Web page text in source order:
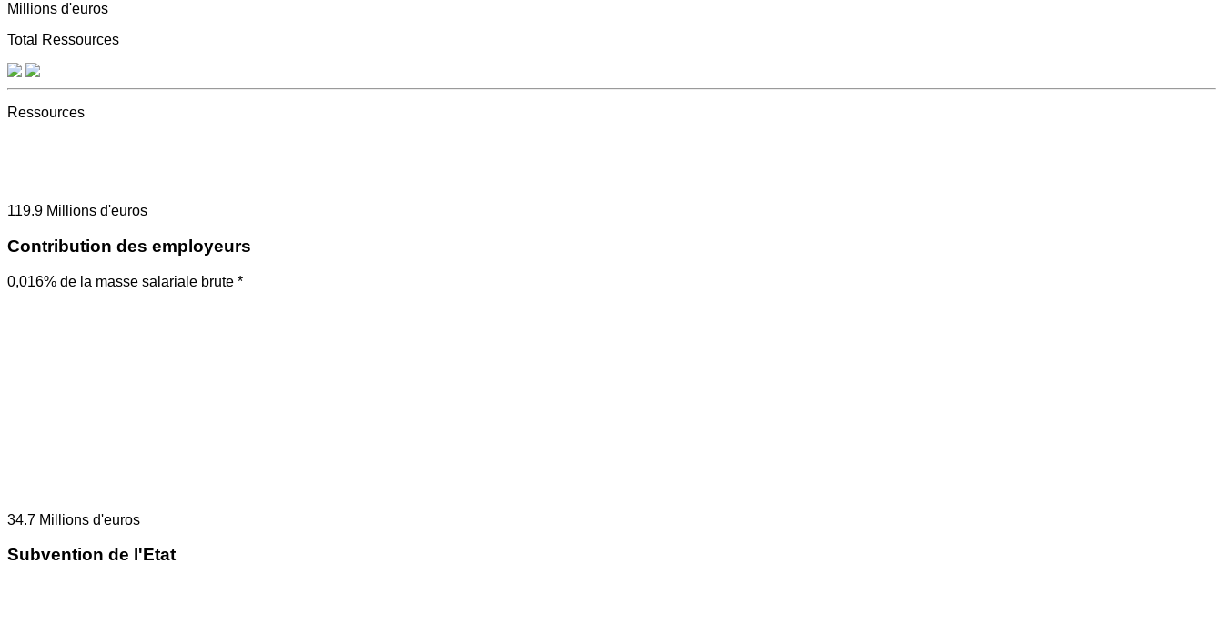
Millions d'euros
Total Ressources
Ressources
119.9 Millions d'euros
Contribution des employeurs
0,016% de la masse salariale brute *
34.7 Millions d'euros
Subvention de l'Etat